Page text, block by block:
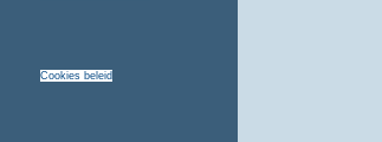
Cookies beleid